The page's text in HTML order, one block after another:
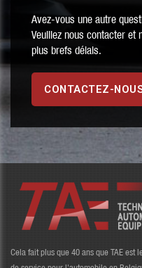
Avez-vous une autre
Veuillez nous contacter et
plus brefs délais.
CONTACTEZ-
Cela fait plus que 40 ans que TAE